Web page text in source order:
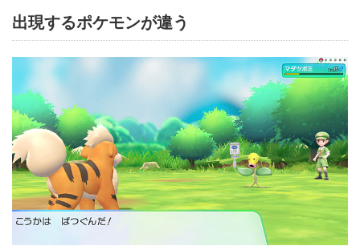
出現するポケモンが違う